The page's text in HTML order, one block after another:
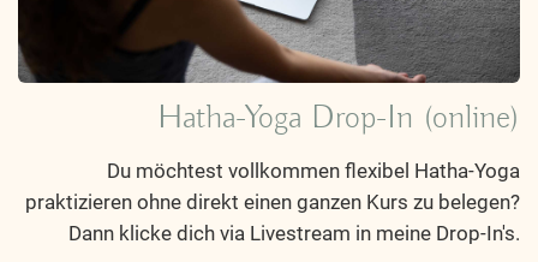
Hatha-Yoga Drop-In (online)
Du möchtest vollkommen flexibel Hatha-Yoga
praktizieren ohne direkt einen ganzen Kurs zu belegen?
Dann klicke dich via Livestream in meine Drop-In's.